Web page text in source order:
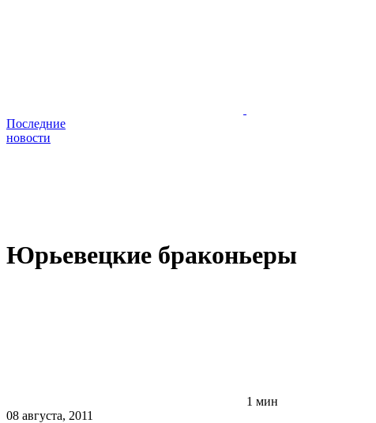
Последние
новости
Юрьевецкие браконьеры
1 мин
08 августа, 2011